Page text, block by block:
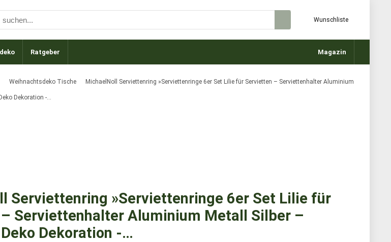
Wunschliste
Ratgeber Magazin
Weihnachtsdeko Tische MichaelNoll Serviettenring »Serviettenringe 6er Set Lilie für Servietten – Serviettenhalter Aluminium
Dekoration -…
Serviettenring »Serviettenringe 6er Set Lilie für
Serviettenhalter Aluminium Metall Silber –
Dekoration -…